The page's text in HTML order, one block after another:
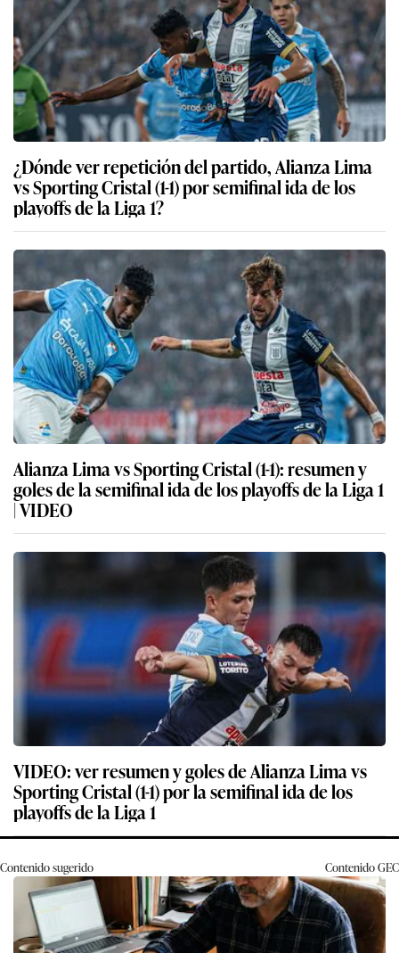
¿Dónde ver repetición del partido, Alianza Lima
vs Sporting Cristal (1-1) por semifinal ida de los
playoffs de la Liga 1?
Alianza Lima vs Sporting Cristal (1-1): resumen y
goles de la semifinal ida de los playoffs de la Liga 1
| VIDEO
VIDEO: ver resumen y goles de Alianza Lima vs
Sporting Cristal (1-1) por la semifinal ida de los
playoffs de la Liga 1
Contenido sugerido ContenidoGEC